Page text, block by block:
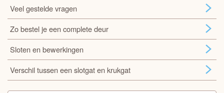
Veel gestelde vragen
Zo bestel je een complete deur
Sloten en bewerkingen
Verschil tussen een slotgat en krukgat